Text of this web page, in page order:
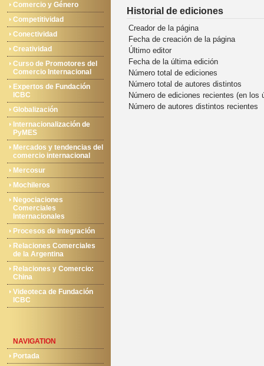
Comercio y Género
Competitividad
Conectividad
Creatividad
Curso de Promotores del
Comercio Internacional
Expertos de Fundación
ICBC
Globalización
Internacionalización de
PyMES
Mercados y tendencias del
comercio internacional
Mercosur
Mochileros
Negociaciones
Comerciales
Internacionales
Procesos de integración
Relaciones Comerciales
de la Argentina
Relaciones y Comercio:
China
Videoteca de Fundación
ICBC
NAVIGATION
Portada
Historial de ediciones
Creador de la página
Fecha de creación de la página
Último editor
Fecha de la última edición
Número total de ediciones
Número total de autores distintos
Número de ediciones recientes (en los
Número de autores distintos recientes